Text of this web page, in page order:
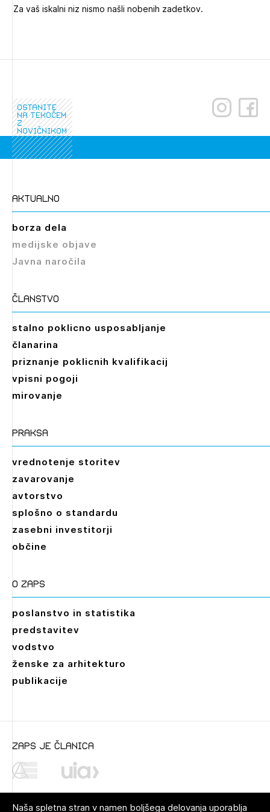
dostopate, se je potrebno prijaviti.
PRIJAVITE SE REGISTRIRAJTE SE
Za vaš iskalni niz nismo našli nobenih zadetkov.
Leto
ostanite
na tekočem
z
novičnikom
aktualno
borza dela
medijske objave
Javna naročila
članstvo
stalno poklicno usposabljanje
članarina
priznanje poklicnih kvalifikacij
vpisni pogoji
mirovanje
praksa
vrednotenje storitev
zavarovanje
avtorstvo
splošno o standardu
zasebni investitorji
občine
O zaps
poslanstvo in statistika
predstavitev
vodstvo
ženske za arhitekturo
publikacije
zaps je članica
Novičnik natečajev
NAPREJ
Naša spletna stran v namen boljšega delovanja uporablja